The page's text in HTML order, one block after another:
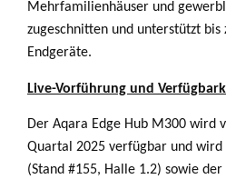
Mehrfamilienhäuser und
zugeschnitten und unterstützt bis
Endgeräte.
Live-Vorführung und
Der Aqara Edge Hub M300 wird
Quartal 2025 verfügbar und wird
(Stand #155, Halle 1.2) sowie der